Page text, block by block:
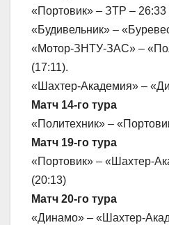
«Портовик» – ЗТР – 26:33
«Будивельник» –
«Мотор-ЗНТУ-ЗАС» –
(17:11).
«Шахтер-Академия» –
Матч 14-го тура
«Политехник» –
Матч 19-го тура
«Портовик» – «Шахтер-
(20:13)
Матч 20-го тура
«Динамо» – «Шахтер-